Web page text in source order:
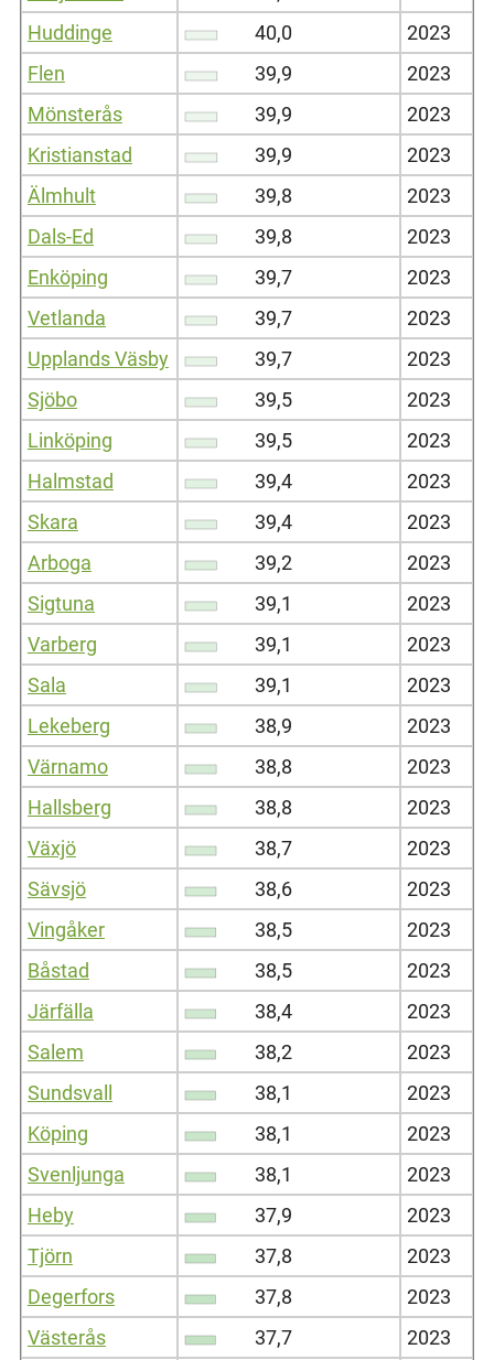
Huddinge
40,0
2023
Flen
39,9
2023
Mönsterås
39,9
2023
Kristianstad
39,9
2023
Älmhult
39,8
2023
Dals-Ed
39,8
2023
Enköping
39,7
2023
Vetlanda
39,7
2023
Upplands Väsby
39,7
2023
Sjöbo
39,5
2023
Linköping
39,5
2023
Halmstad
39,4
2023
Skara
39,4
2023
Arboga
39,2
2023
Sigtuna
39,1
2023
Varberg
39,1
2023
Sala
39,1
2023
Lekeberg
38,9
2023
Värnamo
38,8
2023
Hallsberg
38,8
2023
Växjö
38,7
2023
Sävsjö
38,6
2023
Vingåker
38,5
2023
Båstad
38,5
2023
Järfälla
38,4
2023
Salem
38,2
2023
Sundsvall
38,1
2023
Köping
38,1
2023
Svenljunga
38,1
2023
Heby
37,9
2023
Tjörn
37,8
2023
Degerfors
37,8
2023
Västerås
37,7
2023